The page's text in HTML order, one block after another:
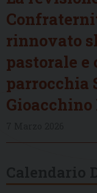
rinnovato
pastorale
parrocchia